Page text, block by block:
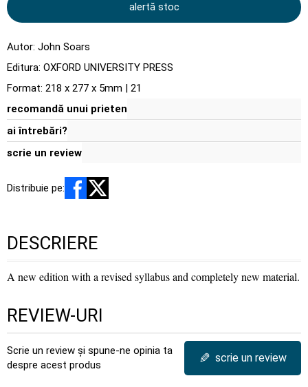
alertă stoc
Autor: John Soars
Editura: OXFORD UNIVERSITY PRESS
Format: 218 x 277 x 5mm | 21
recomandă unui prieten
ai întrebări?
scrie un review
Distribuie pe:
DESCRIERE
A new edition with a revised syllabus and completely new material.
REVIEW-URI
Scrie un review și spune-ne opinia ta
despre acest produs
✎ scrie un review